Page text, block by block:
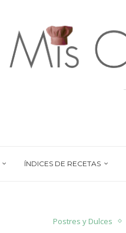
ÍNDICES DE RECETAS
Postres y Dulces